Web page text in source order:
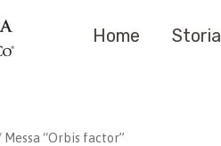
Home Storia
Messa “Orbis factor”